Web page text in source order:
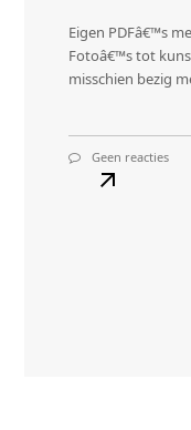
Eigen PDFâ€™s
Fotoâ€™s tot
misschien bezig
Geen reacties